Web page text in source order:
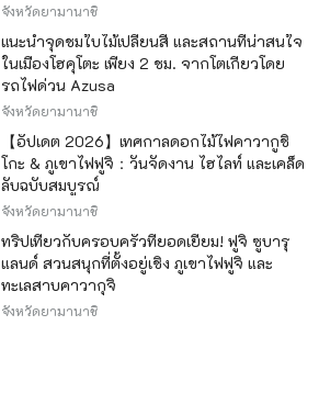
จังหวัดยามานาชิ
แนะนำจุดชมใบไม้เปลี่ยนสี และสถานที่น่าสนใจ
ในเมืองโฮคุโตะ เพียง 2 ชม. จากโตเกียวโดย
รถไฟด่วน Azusa
จังหวัดยามานาชิ
【อัปเดต 2026】เทศกาลดอกไม้ไฟคาวากูชิ
โกะ & ภูเขาไฟฟูจิ：วันจัดงาน ไฮไลท์ และเคล็ด
ลับฉบับสมบูรณ์
จังหวัดยามานาชิ
ทริปเที่ยวกับครอบครัวที่ยอดเยี่ยม! ฟูจิ ซูบารุ
แลนด์ สวนสนุกที่ตั้งอยู่เชิง ภูเขาไฟฟูจิ และ
ทะเลสาบคาวากุจิ
จังหวัดยามานาชิ